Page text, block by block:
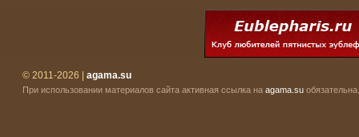
© 2011-2026 | agama.su
При использовании материалов сайта активная ссылка на agama.su обязательна.